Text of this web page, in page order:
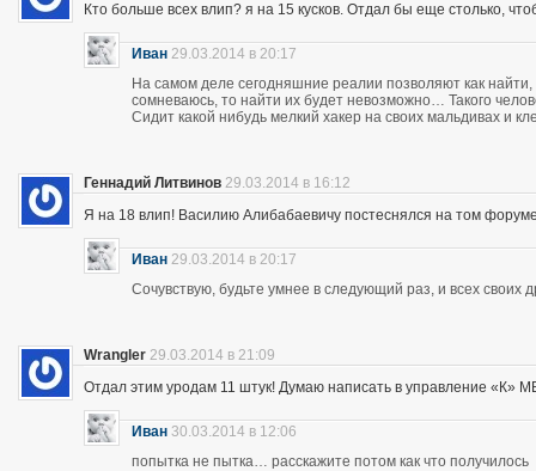
Кто больше всех влип? я на 15 кусков. Отдал бы еще столько,
Иван 29.03.2014 в 20:17
На самом деле сегодняшние реалии позволяют как
сомневаюсь, то найти их будет невозможно… Такого
Сидит какой нибудь мелкий хакер на своих мальдивах и
Геннадий Литвинов 29.03.2014 в 16:12
Я на 18 влип! Василию Алибабаевичу постеснялся на том
Иван 29.03.2014 в 20:17
Сочувствую, будьте умнее в следующий раз, и всех своих
Wrangler 29.03.2014 в 21:09
Отдал этим уродам 11 штук! Думаю написать в управление «К»
Иван 30.03.2014 в 12:06
попытка не пытка… расскажите потом как что получилось